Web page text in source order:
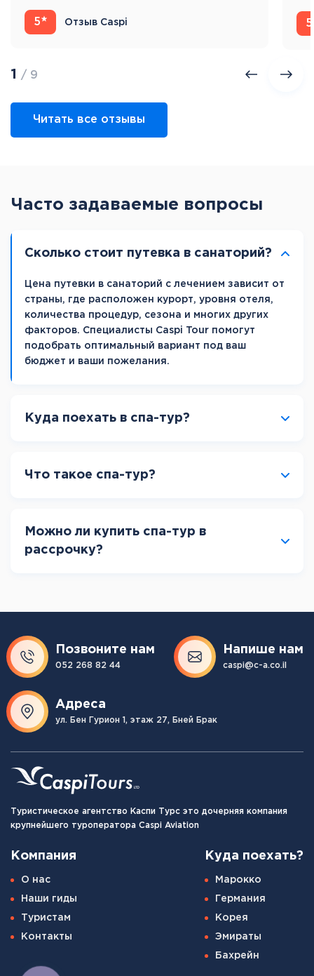
5 Отзыв Caspi 5
1 / 9
Читать все отзывы
Часто задаваемые вопросы
Сколько стоит путевка в санаторий?
Цена путевки в санаторий с лечением зависит от
страны, где расположен курорт, уровня отеля,
количества процедур, сезона и многих других
факторов. Специалисты Caspi Tour помогут
подобрать оптимальный вариант под ваш
бюджет и ваши пожелания.
Куда поехать в спа-тур?
Что такое спа-тур?
Можно ли купить спа-тур в
рассрочку?
Позвоните нам
052 268 82 44
Напише нам
caspi@c-a.co.il
Адреса
ул. Бен Гурион 1, этаж 27, Бней Брак
Туристическое агентство Каспи Турс это дочерняя компания
крупнейшего туроператора Caspi Aviation
Компания
О нас
Наши гиды
Туристам
Контакты
Куда поехать?
Марокко
Германия
Корея
Эмираты
Бахрейн